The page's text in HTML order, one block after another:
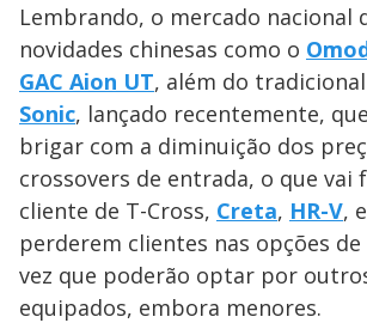
Lembrando, o mercado nacional
novidades chinesas como o
GAC Aion UT, além do tradicional
Sonic, lançado recentemente,
brigar com a diminuição dos
crossovers de entrada, o que vai
cliente de T-Cross, Creta, HR-V,
perderem clientes nas opções
vez que poderão optar por
equipados, embora menores.